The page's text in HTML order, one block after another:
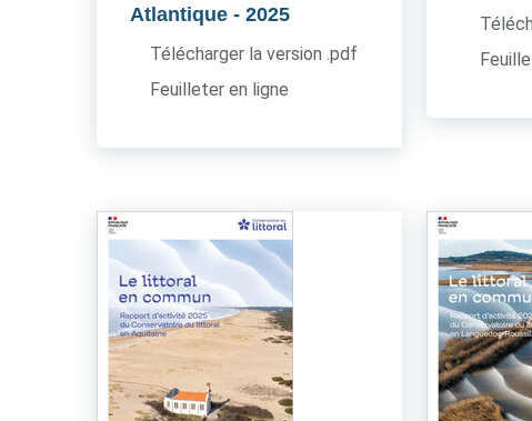
Atlantique - 2025
Télécharger la version .pdf
Feuilleter en ligne